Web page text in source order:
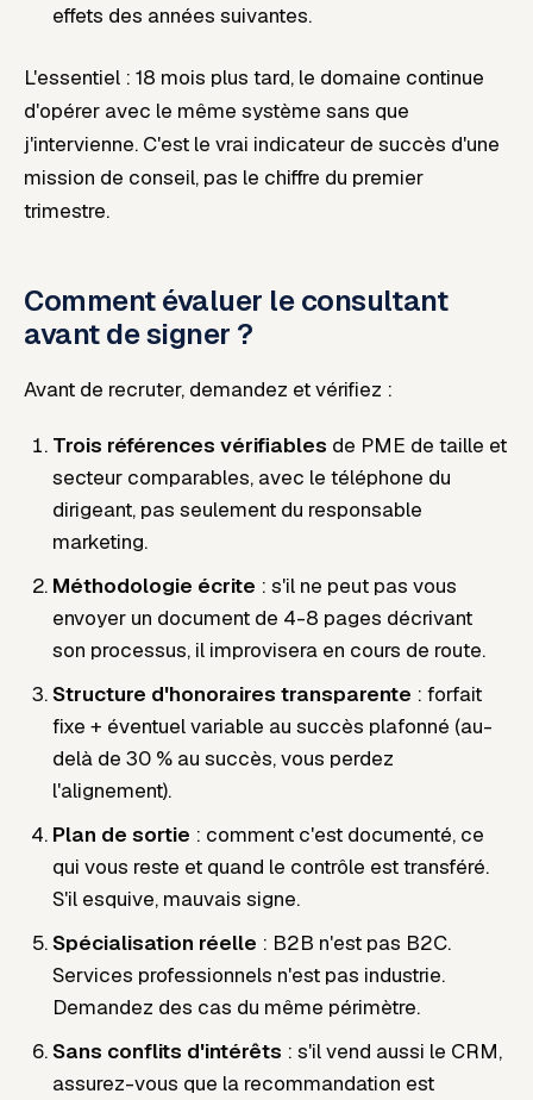
effets des années suivantes.
L'essentiel : 18 mois plus tard, le domaine continue
d'opérer avec le même système sans que
j'intervienne. C'est le vrai indicateur de succès d'une
mission de conseil, pas le chiffre du premier
trimestre.
Comment évaluer le consultant
avant de signer ?
Avant de recruter, demandez et vérifiez :
Trois références vérifiables de PME de taille et
secteur comparables, avec le téléphone du
dirigeant, pas seulement du responsable
marketing.
Méthodologie écrite : s'il ne peut pas vous
envoyer un document de 4-8 pages décrivant
son processus, il improvisera en cours de route.
Structure d'honoraires transparente : forfait
fixe + éventuel variable au succès plafonné (au-
delà de 30 % au succès, vous perdez
l'alignement).
Plan de sortie : comment c'est documenté, ce
qui vous reste et quand le contrôle est transféré.
S'il esquive, mauvais signe.
Spécialisation réelle : B2B n'est pas B2C.
Services professionnels n'est pas industrie.
Demandez des cas du même périmètre.
Sans conflits d'intérêts : s'il vend aussi le CRM,
assurez-vous que la recommandation est